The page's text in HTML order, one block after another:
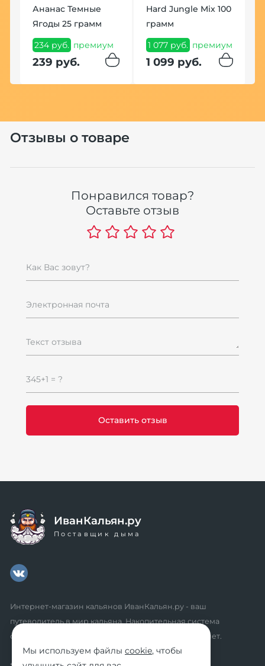
Мы используем файлы cookie, чтобы
Ананас Темные
Ягоды 25 грамм
234 руб. премиум
239 руб.
Hard Jungle Mix 100
грамм
1 077 руб. премиум
1 099 руб.
Отзывы о товаре
Понравился товар?
Оставьте отзыв
Как Вас зовут?
Электронная почта
Текст отзыва
345+1 = ?
ИванКальян.ру
Поставщик дыма
Интернет-магазин кальянов ИванКальян.ру - ваш
путеводитель в мир кальяна. Накопительная система
скидок, промокоды, акции. Удобный личный кабинет.